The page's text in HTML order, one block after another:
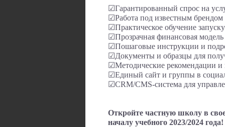
☑Гарантированный спрос на
☑Работа под известным брендом
☑Практическое обучение
☑Прозрачная финансовая
☑Пошаговые инструкции и
☑Документы и образцы для
☑Методические рекомендации и
☑Единый сайт и группы в
☑CRM/CMS-система для
Откройте частную школу в
началу учебного 2023/2024 года!